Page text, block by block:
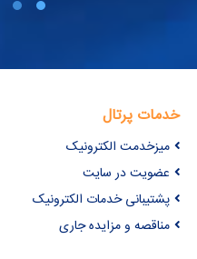
خدمات پرتال
میزخدمت الکترونیک
عضویت در سایت
پشتیبانی خدمات الکترونیک
مناقصه و مزایده جاری